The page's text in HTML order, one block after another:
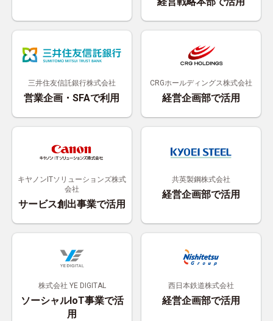
三井住友信託銀行株式会社
営業企画・SFAで利用
CRGホールディングス株式会社
経営企画部で活用
キヤノンITソリューションズ株式
会社
サービス創出事業で活用
共英製鋼株式会社
経営企画部で活用
株式会社 YE DIGITAL
ソーシャルIoT事業で活
用
西日本鉄道株式会社
経営企画部で活用